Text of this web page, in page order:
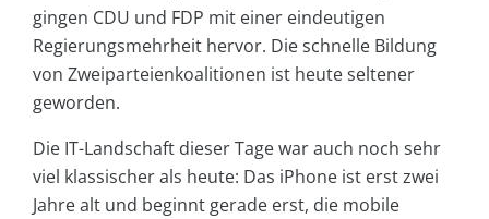
gingen CDU und FDP mit einer eindeutigen
Regierungsmehrheit hervor. Die schnelle Bildung
von Zweiparteienkoalitionen ist heute seltener
geworden.
Die IT-Landschaft dieser Tage war auch noch sehr
viel klassischer als heute: Das iPhone ist erst zwei
Jahre alt und beginnt gerade erst, die mobile